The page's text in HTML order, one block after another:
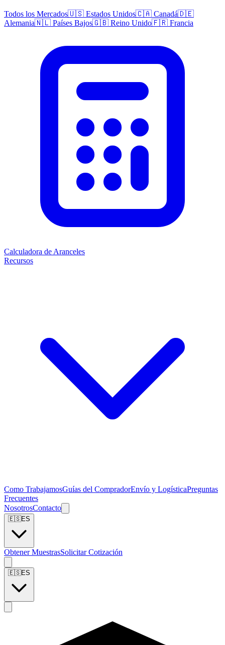
Todos los Mercados🇺🇸 Estados Unidos🇨🇦 Canadá🇩🇪
Alemania🇳🇱 Países Bajos🇬🇧 Reino Unido🇫🇷 Francia
Calculadora de Aranceles
Recursos
Como TrabajamosGuías del CompradorEnvío y LogísticaPreguntas
Frecuentes
NosotrosContacto
🇪🇸ES
Obtener MuestrasSolicitar Cotización
🇪🇸ES